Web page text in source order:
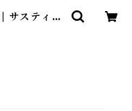
サスティナ